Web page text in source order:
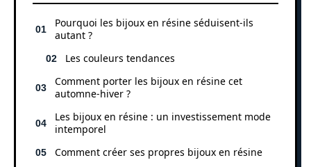
Pourquoi les bijoux en résine séduisent-ils
autant ?
Les couleurs tendances
Comment porter les bijoux en résine cet
automne-hiver ?
Les bijoux en résine : un investissement mode
intemporel
Comment créer ses propres bijoux en résine